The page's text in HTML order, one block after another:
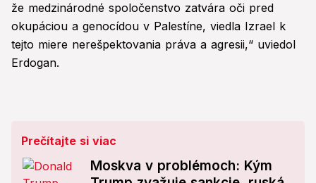
že medzinárodné spoločenstvo zatvára oči pred
okupáciou a genocídou v Palestíne, viedla Izrael k
tejto miere nerešpektovania práva a agresii,“ uviedol
Erdogan.
Prečítajte si viac
Moskva v problémoch: Kým